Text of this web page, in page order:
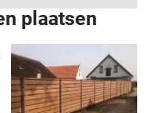
plaatsen